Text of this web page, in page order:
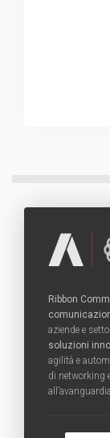
Ribbon
aziende e
soluzioni
agilità e
di networking
all’avanguardia.